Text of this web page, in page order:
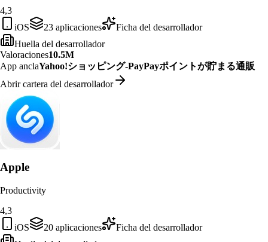
4,3
iOS
23 aplicaciones
Ficha del desarrollador
Huella del desarrollador
Valoraciones10.5M
App anclaYahoo!ショッピング-PayPayポイントが貯まる通販
Abrir cartera del desarrollador
Apple
Productivity
4,3
iOS
20 aplicaciones
Ficha del desarrollador